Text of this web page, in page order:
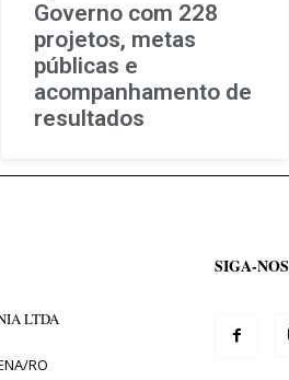
Governo com 228
projetos, metas
públicas e
acompanhamento de
resultados
LTDA
RO
SIGA-NOS